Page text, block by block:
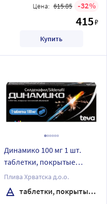
Цена: 615.85 32
415₽
Купить
Динамико 100 мг 1 шт.
таблетки, покрытые
пленочной оболочкой
Плива Хрватска д.о.о.
таблетки, покрытые пленочной оболочкой